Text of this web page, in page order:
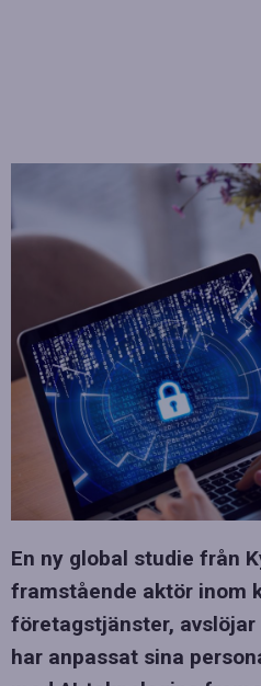
En ny global studie från
framstående aktör inom
företagstjänster,
har anpassat sina